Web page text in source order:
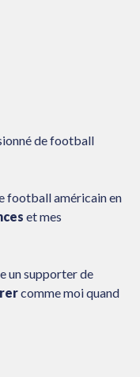
de football
football américain en
et mes
un supporter de
comme moi quand